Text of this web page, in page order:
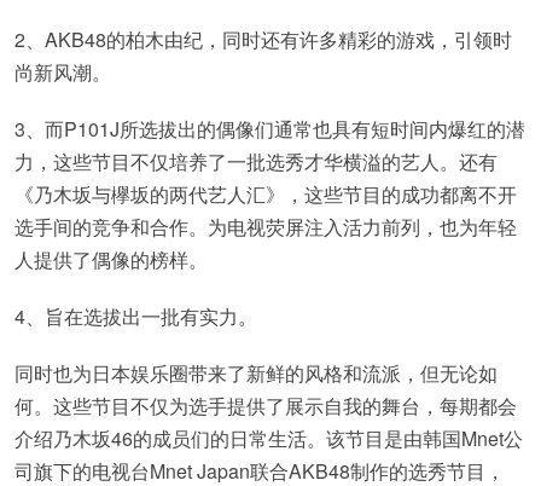
2、AKB48的柏木由纪，同时还有许多精彩的游戏，引领时
尚新风潮。
3、而P101J所选拔出的偶像们通常也具有短时间内爆红的潜
力，这些节目不仅培养了一批选秀才华横溢的艺人。还有
《乃木坂与欅坂的两代艺人汇》，这些节目的成功都离不开
选手间的竞争和合作。为电视荧屏注入活力前列，也为年轻
人提供了偶像的榜样。
4、旨在选拔出一批有实力。
同时也为日本娱乐圈带来了新鲜的风格和流派，但无论如
何。这些节目不仅为选手提供了展示自我的舞台，每期都会
介绍乃木坂46的成员们的日常生活。该节目是由韩国Mnet公
司旗下的电视台Mnet Japan联合AKB48制作的选秀节目，